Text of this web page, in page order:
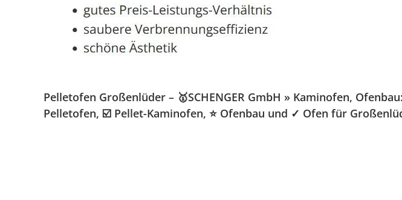
Pelletofen Großenlüder – 🥇SCHENGER GmbH » Kaminofen,
Pelletofen, ☑️ Pellet-Kaminofen, ⭐ Ofenbau und ✓ Ofen für